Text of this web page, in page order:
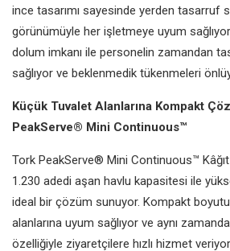
ince tasarımı sayesinde yerden tasarruf
görünümüyle her işletmeye uyum
dolum imkanı ile personelin zamandan
sağlıyor ve beklenmedik tükenmeleri
Küçük Tuvalet Alanlarına Kompakt
PeakServe® Mini Continuous™
Tork PeakServe® Mini Continuous™
1.230 adedi aşan havlu kapasitesi ile
ideal bir çözüm sunuyor. Kompakt
alanlarına uyum sağlıyor ve aynı
özelliğiyle ziyaretçilere hızlı hizmet veriyor.